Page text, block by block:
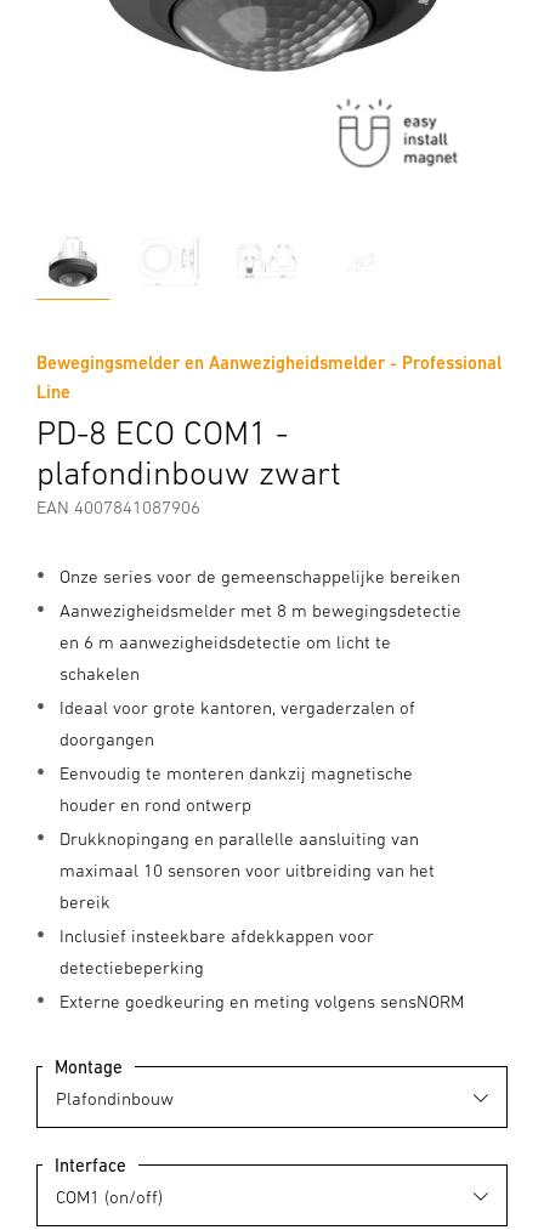
Bewegingsmelder en Aanwezigheidsmelder - Professional
Line
PD-8 ECO COM1 -
plafondinbouw zwart
EAN 4007841087906
Onze series voor de gemeenschappelijke bereiken
Aanwezigheidsmelder met 8 m bewegingsdetectie
en 6 m aanwezigheidsdetectie om licht te
schakelen
Ideaal voor grote kantoren, vergaderzalen of
doorgangen
Eenvoudig te monteren dankzij magnetische
houder en rond ontwerp
Drukknopingang en parallelle aansluiting van
maximaal 10 sensoren voor uitbreiding van het
bereik
Inclusief insteekbare afdekkappen voor
detectiebeperking
Externe goedkeuring en meting volgens sensNORM
Montage
Interface